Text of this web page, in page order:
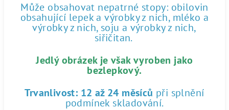
Může obsahovat nepatrné stopy: obilovin
obsahující lepek a výrobky z nich, mléko a
výrobky z nich, soju a výrobky z nich,
siřičitan.
Jedlý obrázek je však vyroben jako
bezlepkový.
Trvanlivost: 12 až 24 měsíců při splnění
podmínek skladování.